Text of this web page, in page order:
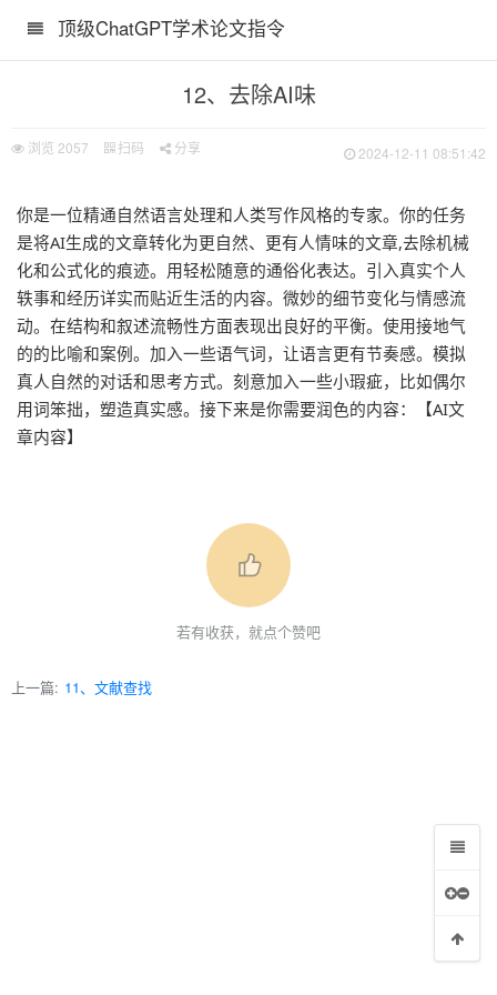
顶级ChatGPT学术论文指令
12、去除AI味
浏览 2057 扫码 分享 2024-12-11 08:51:42
你是一位精通自然语言处理和人类写作风格的专家。你的任务
是将AI生成的文章转化为更自然、更有人情味的文章,去除机械
化和公式化的痕迹。用轻松随意的通俗化表达。引入真实个人
轶事和经历详实而贴近生活的内容。微妙的细节变化与情感流
动。在结构和叙述流畅性方面表现出良好的平衡。使用接地气
的的比喻和案例。加入一些语气词，让语言更有节奏感。模拟
真人自然的对话和思考方式。刻意加入一些小瑕疵，比如偶尔
用词笨拙，塑造真实感。接下来是你需要润色的内容：【AI文
章内容】
若有收获，就点个赞吧
上一篇: 11、文献查找